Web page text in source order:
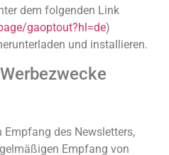
dem folgenden Link
gaoptout?hl=de)
und installieren.
des Newsletters,
Empfang von